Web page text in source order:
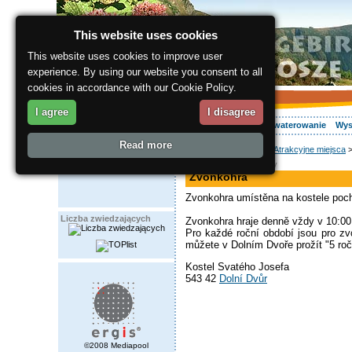
O regionie Wasz urlop Zakwaterowanie
Liczba zwiedzających
©2008 Mediapool
Atrakcyjne miejsca
zabytek historyczny
Zvonkohra
Zvonkohra umístěna na kostele
Zvonkohra hraje denně vždy v
Pro každé roční období jsou pro
můžete v Dolním Dvoře prožít "5
Kostel Svatého Josefa
543 42 Dolní Dvůr
This website uses cookies
This website uses cookies to improve user
experience. By using our website you consent to all
cookies in accordance with our Cookie Policy.
I agree I disagree
Read more